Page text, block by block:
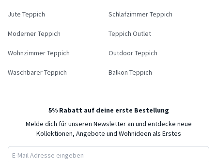
Jute Teppich Schlafzimmer Teppich
Moderner Teppich Teppich Outlet
Wohnzimmer Teppich Outdoor Teppich
Waschbarer Teppich Balkon Teppich
5% Rabatt auf deine erste Bestellung
Melde dich für unseren Newsletter an und entdecke neue
Kollektionen, Angebote und Wohnideen als Erstes